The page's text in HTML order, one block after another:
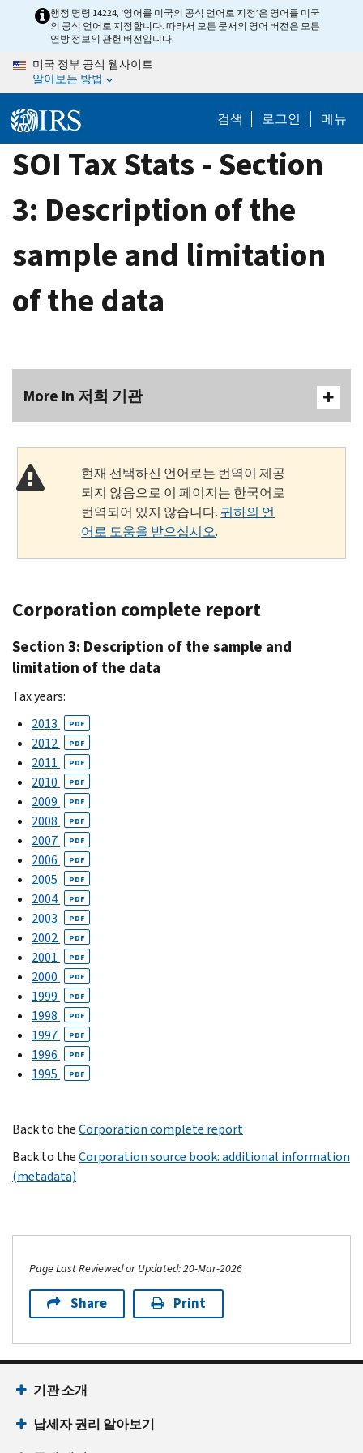
content
행정 명령 14224, ‘영어를 미국의 공식 언어로 지정’은 영어를 미국
의 공식 언어로 지정합니다. 따라서 모든 문서의 영어 버전은 모든
연방 정보의 관헌 버전입니다.
미국 정부 공식 웹사이트
알아보는 방법
검색 로그인 메뉴
SOI Tax Stats - Section
3: Description of the
sample and limitation
of the data
More In 저희 기관
현재 선택하신 언어로는 번역이 제공
되지 않음으로 이 페이지는 한국어로
번역되어 있지 않습니다. 귀하의 언
어로 도움을 받으십시오.
Corporation complete report
Section 3: Description of the sample and
limitation of the data
Tax years:
2013
PDF
2012 PDF
2011 PDF
2010 PDF
2009 PDF
2008 PDF
2007 PDF
2006 PDF
2005 PDF
2004 PDF
2003 PDF
2002 PDF
2001 PDF
2000 PDF
1999 PDF
1998 PDF
1997 PDF
1996 PDF
1995 PDF
Back to theCorporation complete report
Back to theCorporation source book: additional information
(metadata)
Page Last Reviewed or Updated: 20-Mar-2026
Share Print
기관 소개
납세자 권리 알아보기